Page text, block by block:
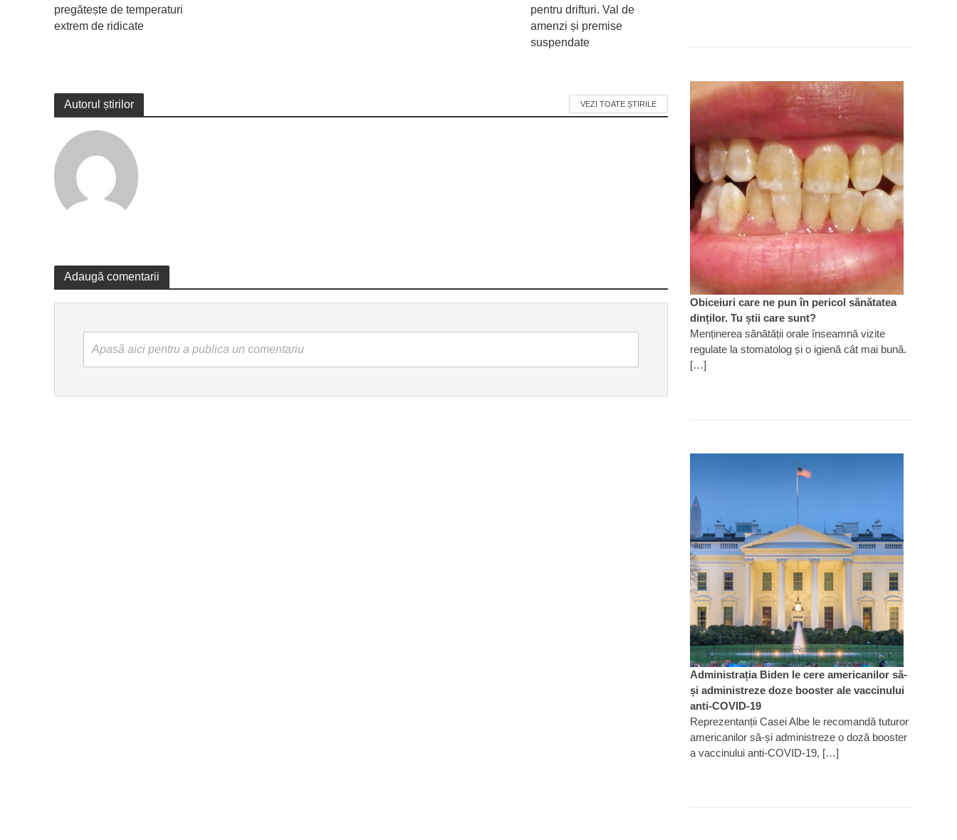
pregătește de temperaturi
extrem de ridicate
pentru drifturi. Val de
amenzi și premise
suspendate
Autorul știrilor VEZI TOATE ȘTIRILE
Adaugă comentarii
Apasă aici pentru a publica un comentariu
Obiceiuri care ne pun în pericol sănătatea
dinților. Tu știi care sunt?
Menținerea sănătății orale înseamnă vizite
regulate la stomatolog și o igienă cât mai bună.
[…]
Administrația Biden le cere americanilor să-
și administreze doze booster ale vaccinului
anti-COVID-19
Reprezentanții Casei Albe le recomandă tuturor
americanilor să-și administreze o doză booster
a vaccinului anti-COVID-19, […]